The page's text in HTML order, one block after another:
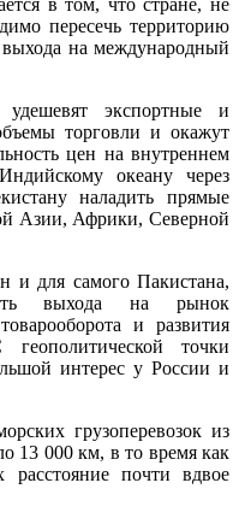
пересечь территорию
на международный
экспортные и
торговли и окажут
цен на внутреннем
океану через
наладить прямые
Азии, Африки, Северной
и для самого Пакистана,
выхода на рынок
и развития
точки
интерес у России и
грузоперевозок из
13 000 км, в то время как
расстояние почти вдвое